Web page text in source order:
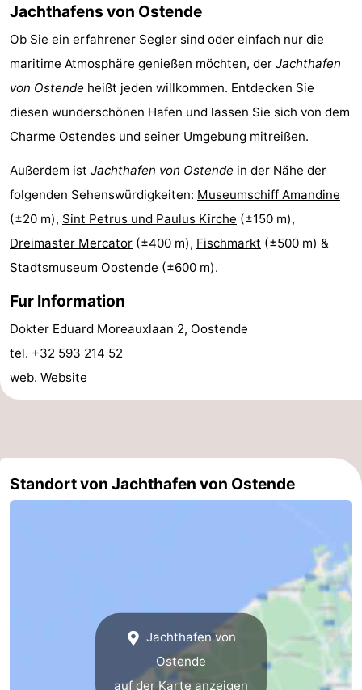
Wandern
-
Reiten
-
Golfplatze
-
Surfen
Essen
und
trinken
Veranstaltungen
Praktisch
-
Parken
Adressen
Region
Westflandern
Jachthafens von Ostende
Ob Sie ein erfahrener Segler sind oder einfach nur die
maritime Atmosphäre genießen möchten, der Jachthafen
von Ostende heißt jeden willkommen. Entdecken Sie
diesen wunderschönen Hafen und lassen Sie sich von dem
Charme Ostendes und seiner Umgebung mitreißen.
Außerdem ist Jachthafen von Ostende in der Nähe der
folgenden Sehenswürdigkeiten: Museumschiff Amandine
(±20 m), Sint Petrus und Paulus Kirche (±150 m),
Dreimaster Mercator (±400 m), Fischmarkt (±500 m) &
Stadtsmuseum Oostende (±600 m).
Fur Information
Dokter Eduard Moreauxlaan 2, Oostende
tel. +32 593 214 52
web. Website
Standort von Jachthafen von Ostende
Jachthafen von
Ostende
auf der Karte anzeigen